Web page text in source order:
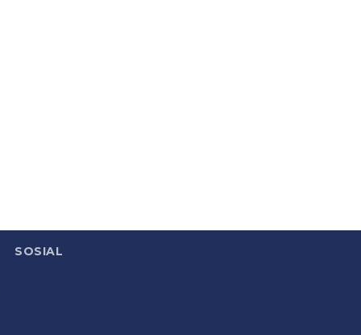
SOSIAL